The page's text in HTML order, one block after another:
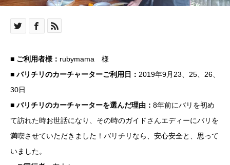
■ ご利用者様： rubymama 様
■ バリチリのカーチャーターご利用日： 2019年9月23、25、26、
30日
■ バリチリのカーチャーターを選んだ理由： 8年前にバリを初め
て訪れた時お世話になり、その時のガイドさんエディーにバリを
満喫させていただきました！バリチリなら、安心安全と、思って
いました。